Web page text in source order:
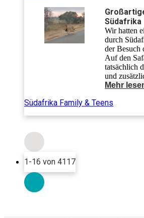
Südafrika
Wir hatten
durch
der Besuch
Auf den
tatsächlich
und
Leoparden.
Mehr
Südafrika Family & Teens
1-16 von 4117